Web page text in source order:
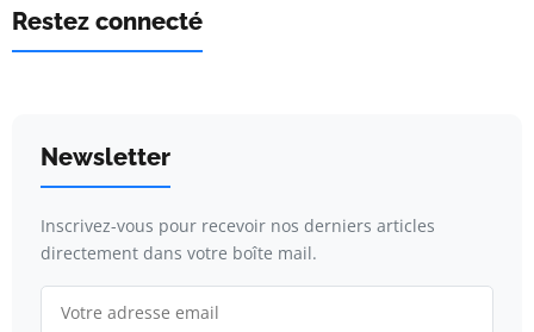
Restez connecté
Newsletter
Inscrivez-vous pour recevoir nos derniers articles
directement dans votre boîte mail.